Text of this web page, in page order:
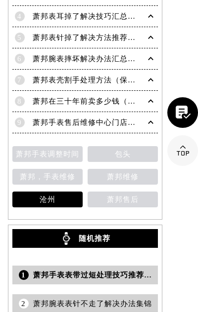
4 萧邦表耳掉了解决技巧汇总（轻松修复爱表的小妙招）
5 萧邦表针掉了解决方法推荐（轻松修复你的爱表）
6 萧邦腕表摔坏解决办法汇总（专业修复与日常保养技巧）
7 萧邦表壳割手处理方法（保养与修复技巧指南）
8 萧邦在三十年前卖多少钱（名表价格变迁的历史洞察）
9 萧邦手表售后维修中心门店地址
萧邦手表调整时间 包头
萧邦，手表维修 萧邦维修
沧州 萧邦售后
随机推荐
1 萧邦手表表带过短处理技巧推荐（调整方法与选购建议）
2 萧邦腕表表针不走了解决办法集锦

